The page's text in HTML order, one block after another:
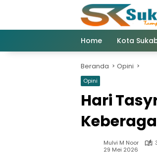
Home Kota
Beranda Opini
Opini
Hari
Mulvi M Noor
29 Mei 2026